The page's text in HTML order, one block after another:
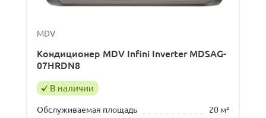
Мощность обогрева
кВт
MDV
Кондиционер MDV Infini Inverter MDSAG-
07HRDN8
В наличии
Обслуживаемая площадь
20 м²